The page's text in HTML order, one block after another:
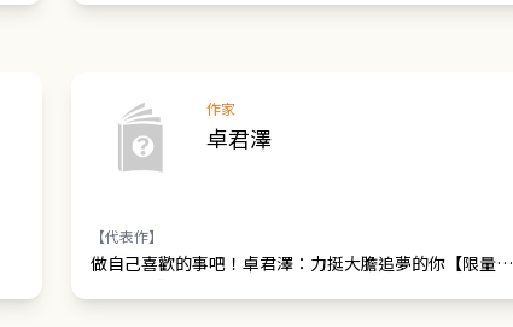
作家
卓君澤
【代表作】
做自己喜歡的事吧！卓君澤：力挺大膽追夢的你【限量作